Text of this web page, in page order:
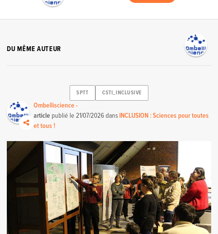
DU MÊME AUTEUR
SPTT CSTI_INCLUSIVE
Ombelliscience -
article publié le21/07/2026dans INCLUSION : Sciences pour toutes
et tous !